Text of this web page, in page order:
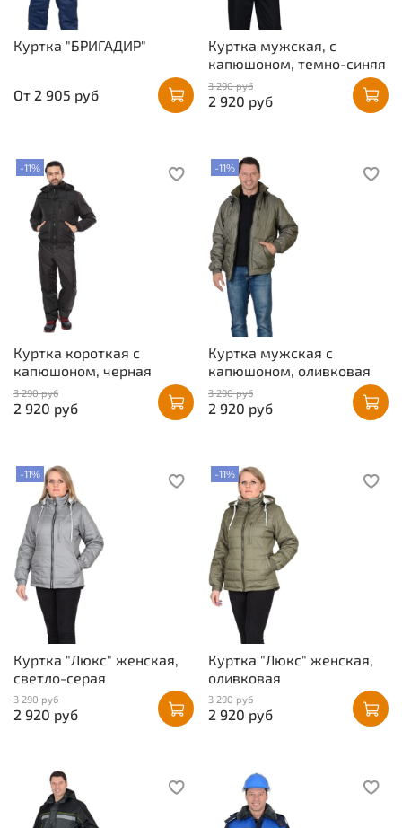
Куртка "БРИГАДИР"
От 2 905 руб
Куртка мужская, с
капюшоном, темно-синяя
3 290 руб
2 920 руб
-11%
Куртка короткая с
капюшоном, черная
3 290 руб
2 920 руб
-11%
Куртка мужская с
капюшоном, оливковая
3 290 руб
2 920 руб
-11%
Куртка "Люкс" женская,
светло-серая
3 290 руб
2 920 руб
-11%
Куртка "Люкс" женская,
оливковая
3 290 руб
2 920 руб